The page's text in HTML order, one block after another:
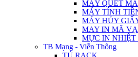
MÁY QUÉT
MÁY TÍNH
MÁY HỦY
MAY IN MÃ
MỰC IN NHIỆT
TB Mạng - Viễn Thông
TỦ RACK